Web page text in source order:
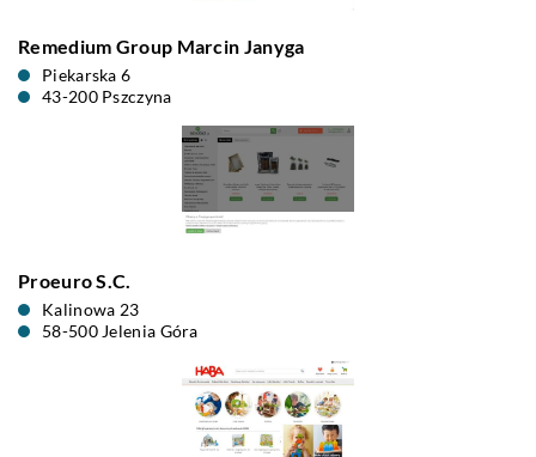
Remedium Group Marcin Janyga
Piekarska 6
43-200 Pszczyna
Proeuro S.C.
Kalinowa 23
58-500 Jelenia Góra